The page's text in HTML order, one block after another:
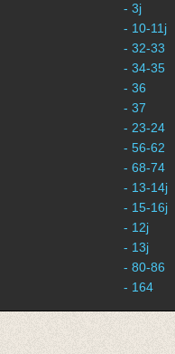
- 3j
- 10-11j
- 32-33
- 34-35
- 36
- 37
- 23-24
- 56-62
- 68-74
- 13-14j
- 15-16j
- 12j
- 13j
- 80-86
- 164